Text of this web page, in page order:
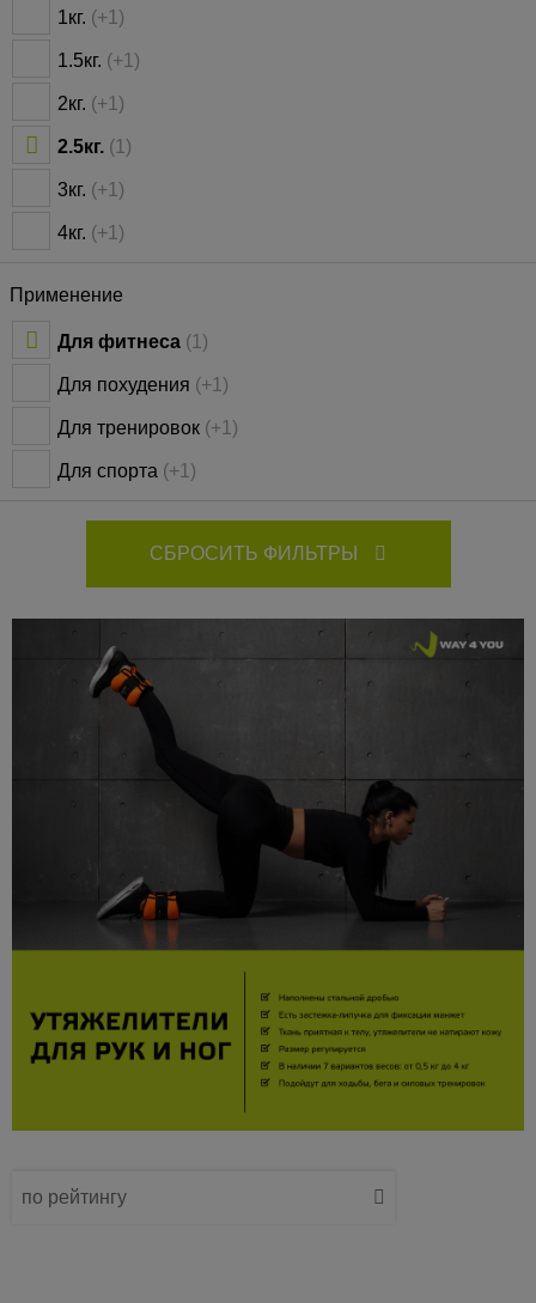
1кг. (+1)
1.5кг. (+1)
2кг. (+1)
2.5кг. (1)
3кг. (+1)
4кг. (+1)
Применение
Для фитнеса (1)
Для похудения (+1)
Для тренировок (+1)
Для спорта (+1)
СБРОСИТЬ ФИЛЬТРЫ
по рейтингу